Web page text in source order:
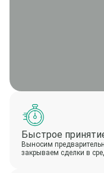
Быстрое
Выносим
закрываем сделки в